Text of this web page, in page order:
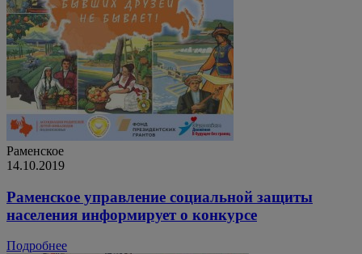
Раменское
14.10.2019
Раменское управление социальной защиты
населения информирует о конкурсе
Подробнее